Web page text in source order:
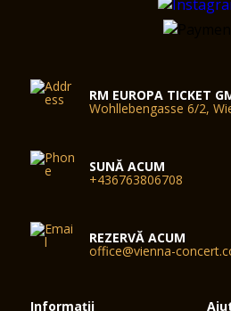
RM EUROPA TICKET
Wohllebengasse 6/2,
SUNĂ ACUM
+436763806708
REZERVĂ ACUM
office@vienna-
Informații